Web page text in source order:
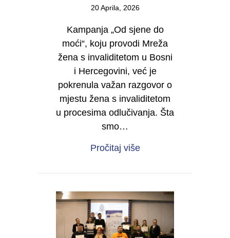
20 Aprila, 2026
Kampanja „Od sjene do
moći“, koju provodi Mreža
žena s invaliditetom u Bosni
i Hercegovini, već je
pokrenula važan razgovor o
mjestu žena s invaliditetom
u procesima odlučivanja. Šta
smo…
Pročitaj višeabout U TOKU JE